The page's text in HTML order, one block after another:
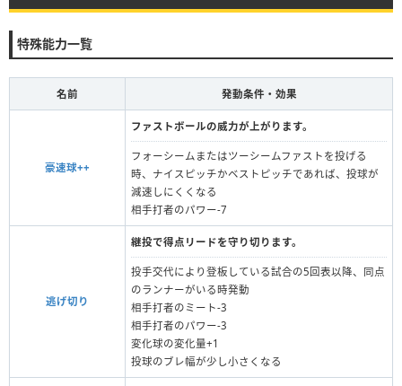
特殊能力一覧
名前 発動条件・効果
豪速球++
ファストボールの威力が上がります。
フォーシームまたはツーシームファストを投げる
時、ナイスピッチかベストピッチであれば、投球が
減速しにくくなる
相手打者のパワー-7
逃げ切り
継投で得点リードを守り切ります。
投手交代により登板している試合の5回表以降、同点
のランナーがいる時発動
相手打者のミート-3
相手打者のパワー-3
変化球の変化量+1
投球のブレ幅が少し小さくなる